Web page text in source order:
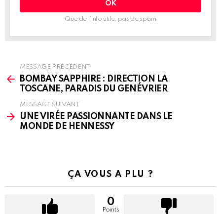
Que de l’info utile, pas de spam
more
MESSAGE PRÉCÉDENT
BOMBAY SAPPHIRE : DIRECTION LA
TOSCANE, PARADIS DU GENÉVRIER
MESSAGE SUIVANT
UNE VIRÉE PASSIONNANTE DANS LE
MONDE DE HENNESSY
ÇA VOUS A PLU ?
0
Points